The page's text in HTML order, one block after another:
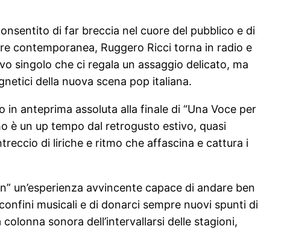
di far breccia nel cuore del pubblico e di
contemporanea, Ruggero Ricci torna in radio e
singolo che ci regala un assaggio delicato, ma
della nuova scena pop italiana.
anteprima assoluta alla finale di “Una Voce per
è un up tempo dal retrogusto estivo, quasi
di liriche e ritmo che affascina e cattura i
un’esperienza avvincente capace di andare ben
musicali e di donarci sempre nuovi spunti di
sonora dell’intervallarsi delle stagioni,